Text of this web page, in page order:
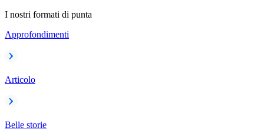
I nostri formati di punta
Approfondimenti
Articolo
Belle storie